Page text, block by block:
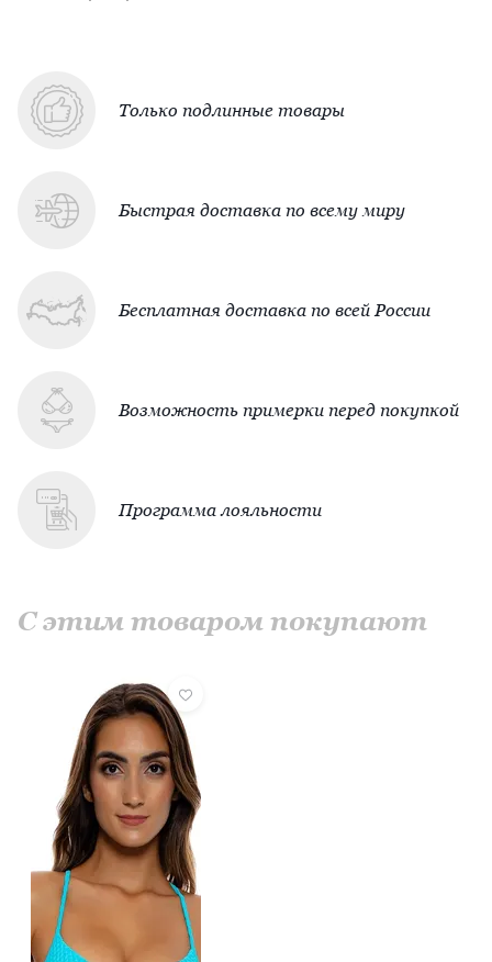
Только подлинные товары
Быстрая доставка по всему миру
Бесплатная доставка по всей России
Возможность примерки перед покупкой
Программа лояльности
С этим товаром покупают